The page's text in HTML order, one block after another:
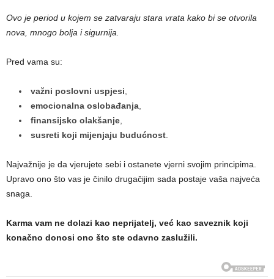
Ovo je period u kojem se zatvaraju stara vrata kako bi se otvorila
nova, mnogo bolja i sigurnija.
Pred vama su:
važni poslovni uspjesi
emocionalna oslobađanja
finansijsko olakšanje
susreti koji mijenjaju budućnost
Najvažnije je da vjerujete sebi i ostanete vjerni svojim principima.
Upravo ono što vas je činilo drugačijim sada postaje vaša najveća
snaga.
Karma vam ne dolazi kao neprijatelj, već kao saveznik koji
konačno donosi ono što ste odavno zaslužili.